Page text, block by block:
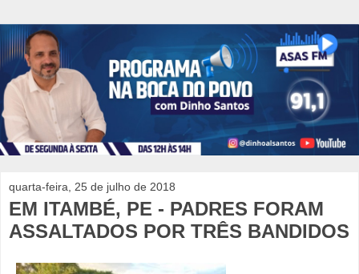
quarta-feira, 25 de julho de 2018
EM ITAMBÉ, PE - PADRES FORAM
ASSALTADOS POR TRÊS BANDIDOS